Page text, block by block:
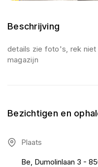
Beschrijving
details zie foto's, rek niet
magazijn
Bezichtigen en
Plaats
Be, Dumolinlaan 3 -